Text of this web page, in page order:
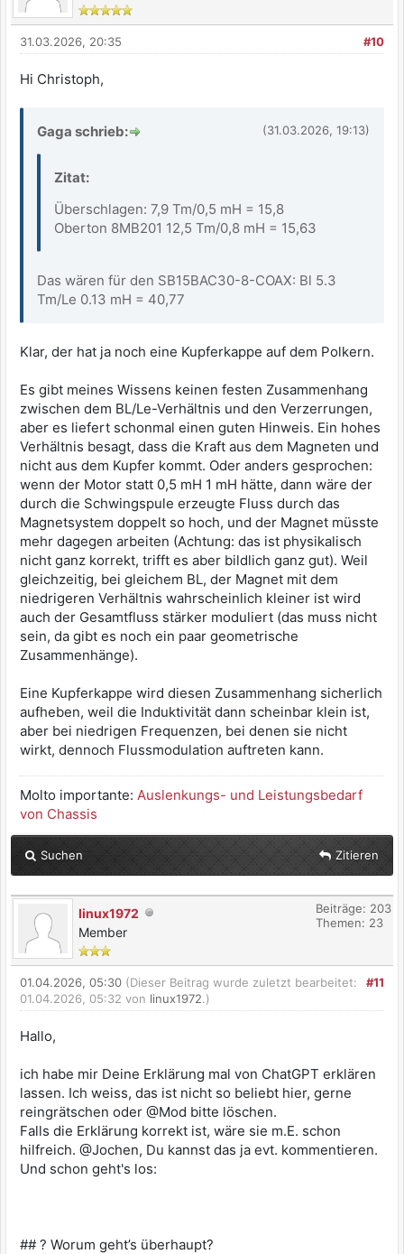
#10
31.03.2026, 20:35
Hi Christoph,
(31.03.2026, 19:13)
Gaga schrieb:
Zitat:
Überschlagen: 7,9 Tm/0,5 mH = 15,8
Oberton 8MB201 12,5 Tm/0,8 mH = 15,63
Das wären für den SB15BAC30-8-COAX: Bl 5.3
Tm/Le 0.13 mH = 40,77
Klar, der hat ja noch eine Kupferkappe auf dem Polkern.
Es gibt meines Wissens keinen festen Zusammenhang
zwischen dem BL/Le-Verhältnis und den Verzerrungen,
aber es liefert schonmal einen guten Hinweis. Ein hohes
Verhältnis besagt, dass die Kraft aus dem Magneten und
nicht aus dem Kupfer kommt. Oder anders gesprochen:
wenn der Motor statt 0,5 mH 1 mH hätte, dann wäre der
durch die Schwingspule erzeugte Fluss durch das
Magnetsystem doppelt so hoch, und der Magnet müsste
mehr dagegen arbeiten (Achtung: das ist physikalisch
nicht ganz korrekt, trifft es aber bildlich ganz gut). Weil
gleichzeitig, bei gleichem BL, der Magnet mit dem
niedrigeren Verhältnis wahrscheinlich kleiner ist wird
auch der Gesamtfluss stärker moduliert (das muss nicht
sein, da gibt es noch ein paar geometrische
Zusammenhänge).
Eine Kupferkappe wird diesen Zusammenhang sicherlich
aufheben, weil die Induktivität dann scheinbar klein ist,
aber bei niedrigen Frequenzen, bei denen sie nicht
wirkt, dennoch Flussmodulation auftreten kann.
Molto importante: Auslenkungs- und Leistungsbedarf
von Chassis
Suchen Zitieren
linux1972
Member
Beiträge: 203
Themen: 23
#11
01.04.2026, 05:30 (Dieser Beitrag wurde zuletzt bearbeitet:
01.04.2026, 05:32 von linux1972.)
Hallo,
ich habe mir Deine Erklärung mal von ChatGPT erklären
lassen. Ich weiss, das ist nicht so beliebt hier, gerne
reingrätschen oder @Mod bitte löschen.
Falls die Erklärung korrekt ist, wäre sie m.E. schon
hilfreich. @Jochen, Du kannst das ja evt. kommentieren.
Und schon geht's los:
## ? Worum geht’s überhaupt?